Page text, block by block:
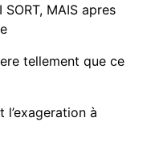
SORT, MAIS apres
tellement que ce
l’exageration à